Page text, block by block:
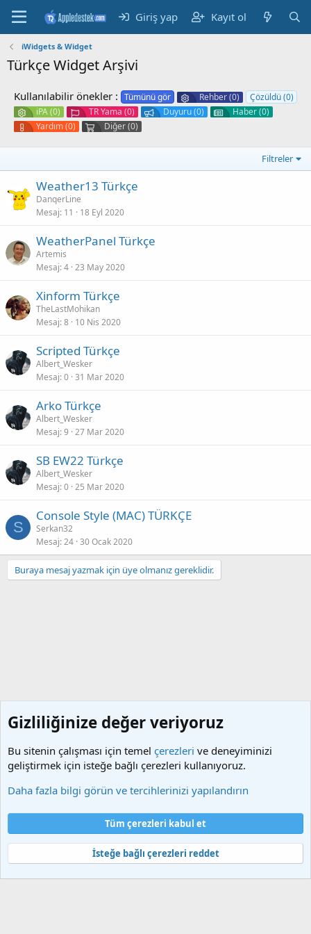
Giriş yap Kayıt ol
iWidgets & Widget
Türkçe Widget Arşivi
Kullanılabilir önekler : Tümünü gör Rehber (0)
Çözüldü (0)
iPA (0)
TR Yama (0) Duyuru (0)
Haber (0)
Yardım (0)
Diğer (0)
Filtreler
Weather13 Türkçe
DanqerLine
Mesaj 11 18 Eyl 2020
WeatherPanel Türkçe
Artemis
Mesaj 4 23 May 2020
Xinform Türkçe
TheLastMohikan
Mesaj 8 10 Nis 2020
Scripted Türkçe
Albert_Wesker
Mesaj 0 31 Mar 2020
Arko Türkçe
Albert_Wesker
Mesaj 9 27 Mar 2020
SB EW22 Türkçe
Albert_Wesker
Mesaj 0 25 Mar 2020
S
Console Style (MAC) TÜRKÇE
Serkan32
Mesaj 24 30 Ocak 2020
Buraya mesaj yazmak için üye olmanız gereklidir.
Şartlar ve kurallar
Gizlilik politikası
Yardım
Ana sayfa
S
S
Community platform by XenForo® © 2010-2025 XenForo Ltd.
Gizliliğinize değer veriyoruz
Bu sitenin çalışması için temel çerezleri ve deneyiminizi
geliştirmek için isteğe bağlı çerezleri kullanıyoruz.
Daha fazla bilgi görün ve tercihlerinizi yapılandırın
Tüm çerezleri kabul et
İsteğe bağlı çerezleri reddet